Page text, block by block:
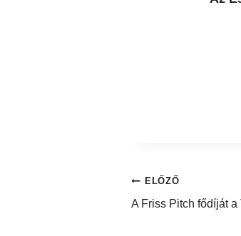
ELŐZŐ
A Friss Pitch fődíját a